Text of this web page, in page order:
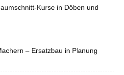
Kurse in Döben und
– Ersatzbau in Planung